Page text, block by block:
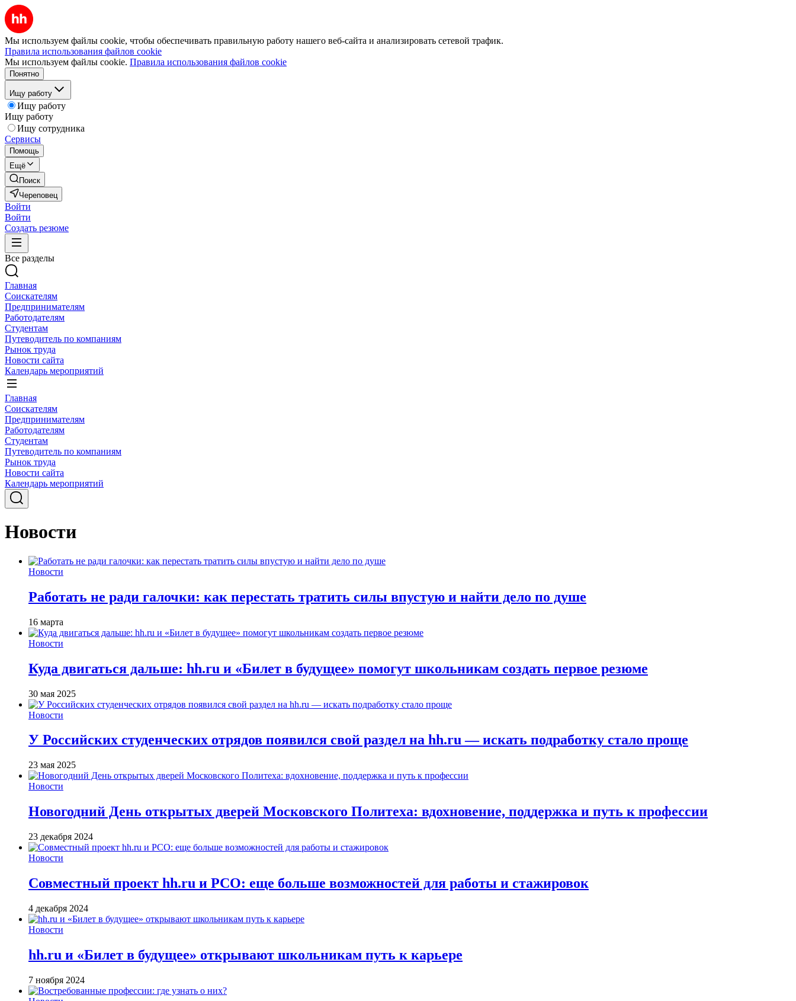
Мы используем файлы cookie, чтобы обеспечивать правильную работу нашего веб-сайта и анализировать сетевой трафик.
Правила использования файлов cookie
Мы используем файлы cookie. Правила использования файлов cookie
Понятно
Ищу работу
Ищу работу
Ищу работу
Ищу сотрудника
Сервисы
Помощь
Ещё
Поиск
Череповец
Войти
Войти
Создать резюме
Все разделы
Главная
Соискателям
Предпринимателям
Работодателям
Студентам
Путеводитель по компаниям
Рынок труда
Новости сайта
Календарь мероприятий
Главная
Соискателям
Предпринимателям
Работодателям
Студентам
Путеводитель по компаниям
Рынок труда
Новости сайта
Календарь мероприятий
Новости
Новости
Работать не ради галочки: как перестать тратить силы впустую и найти дело по душе
16 марта
Новости
Куда двигаться дальше: hh.ru и «Билет в будущее» помогут школьникам создать первое резюме
30 мая 2025
Новости
У Российских студенческих отрядов появился свой раздел на hh.ru — искать подработку стало проще
23 мая 2025
Новости
Новогодний День открытых дверей Московского Политеха: вдохновение, поддержка и путь к профессии
23 декабря 2024
Новости
Совместный проект hh.ru и РСО: еще больше возможностей для работы и стажировок
4 декабря 2024
Новости
hh.ru и «Билет в будущее» открывают школьникам путь к карьере
7 ноября 2024